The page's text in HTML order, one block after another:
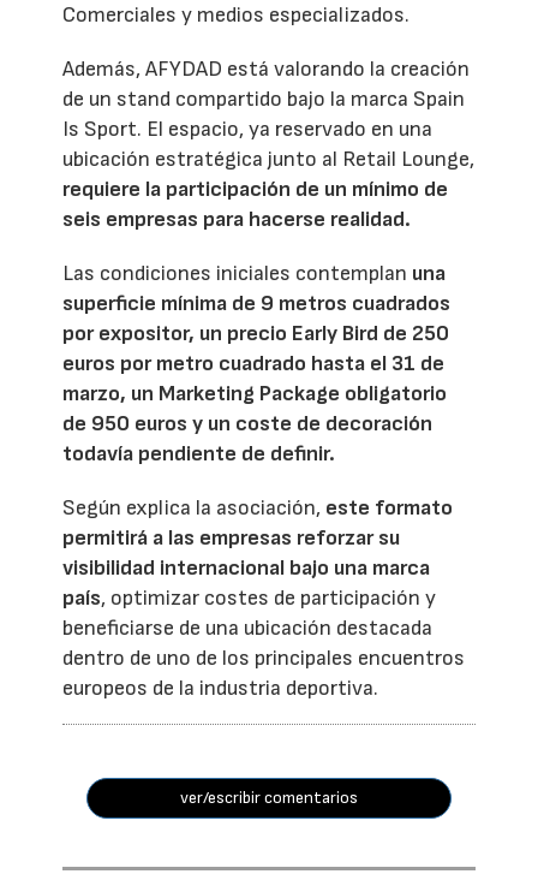
Comerciales y medios especializados.
Además, AFYDAD está valorando la creación
de un stand compartido bajo la marca Spain
Is Sport. El espacio, ya reservado en una
ubicación estratégica junto al Retail Lounge,
requiere la participación de un mínimo de
seis empresas para hacerse realidad.
Las condiciones iniciales contemplan una
superficie mínima de 9 metros cuadrados
por expositor, un precio Early Bird de 250
euros por metro cuadrado hasta el 31 de
marzo, un Marketing Package obligatorio
de 950 euros y un coste de decoración
todavía pendiente de definir.
Según explica la asociación, este formato
permitirá a las empresas reforzar su
visibilidad internacional bajo una marca
país, optimizar costes de participación y
beneficiarse de una ubicación destacada
dentro de uno de los principales encuentros
europeos de la industria deportiva.
ver/escribir comentarios